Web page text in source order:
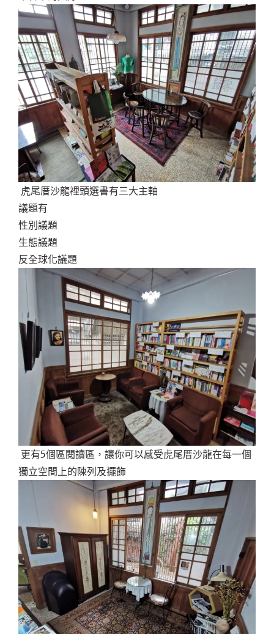
虎尾厝沙龍裡頭選書有三大主軸
議題有
性別議題
生態議題
反全球化議題
更有5個區閱讀區，讓你可以感受虎尾厝沙龍在每一個
獨立空間上的陳列及擺飾